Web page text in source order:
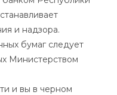
и надзора.
бумаг следует
Министерством
и вы в черном